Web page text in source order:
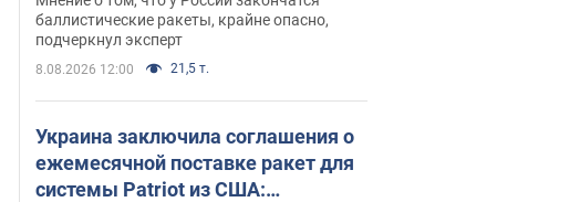
баллистические ракеты, крайне опасно,
подчеркнул эксперт
8.08.2026 12:00 21,5 т.
Украина заключила соглашения о
ежемесячной поставке ракет для
системы Patriot из США: